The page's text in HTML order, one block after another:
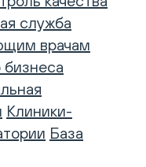
служба
врачам
бизнеса
Клиники-
База